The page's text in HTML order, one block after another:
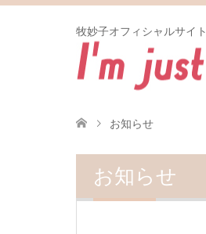
牧妙子オフィシャルサイト
お知らせ
お知らせ